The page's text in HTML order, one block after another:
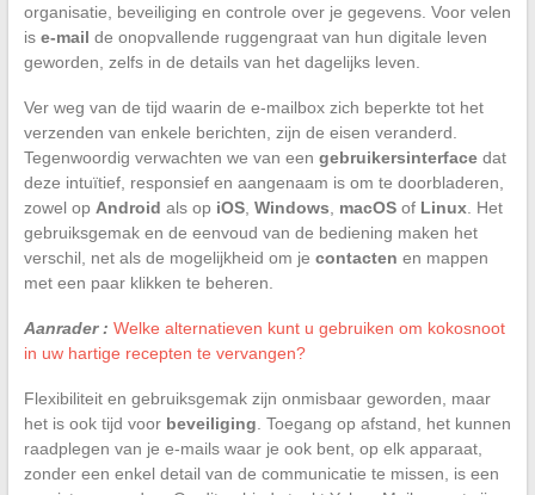
organisatie, beveiliging en controle over je gegevens. Voor velen
is e-mail de onopvallende ruggengraat van hun digitale leven
geworden, zelfs in de details van het dagelijks leven.
Ver weg van de tijd waarin de e-mailbox zich beperkte tot het
verzenden van enkele berichten, zijn de eisen veranderd.
Tegenwoordig verwachten we van een gebruikersinterfacedat
deze intuïtief, responsief en aangenaam is om te doorbladeren,
zowel op Android als op iOS, Windows macOSof Linux. Het
gebruiksgemak en de eenvoud van de bediening maken het
verschil, net als de mogelijkheid om je contacten en mappen
met een paar klikken te beheren.
Aanrader : Welke alternatieven kunt u gebruiken om kokosnoot
in uw hartige recepten te vervangen?
Flexibiliteit en gebruiksgemak zijn onmisbaar geworden, maar
het is ook tijd voor beveiliging . Toegang op afstand, het kunnen
raadplegen van je e-mails waar je ook bent, op elk apparaat,
zonder een enkel detail van de communicatie te missen, is een